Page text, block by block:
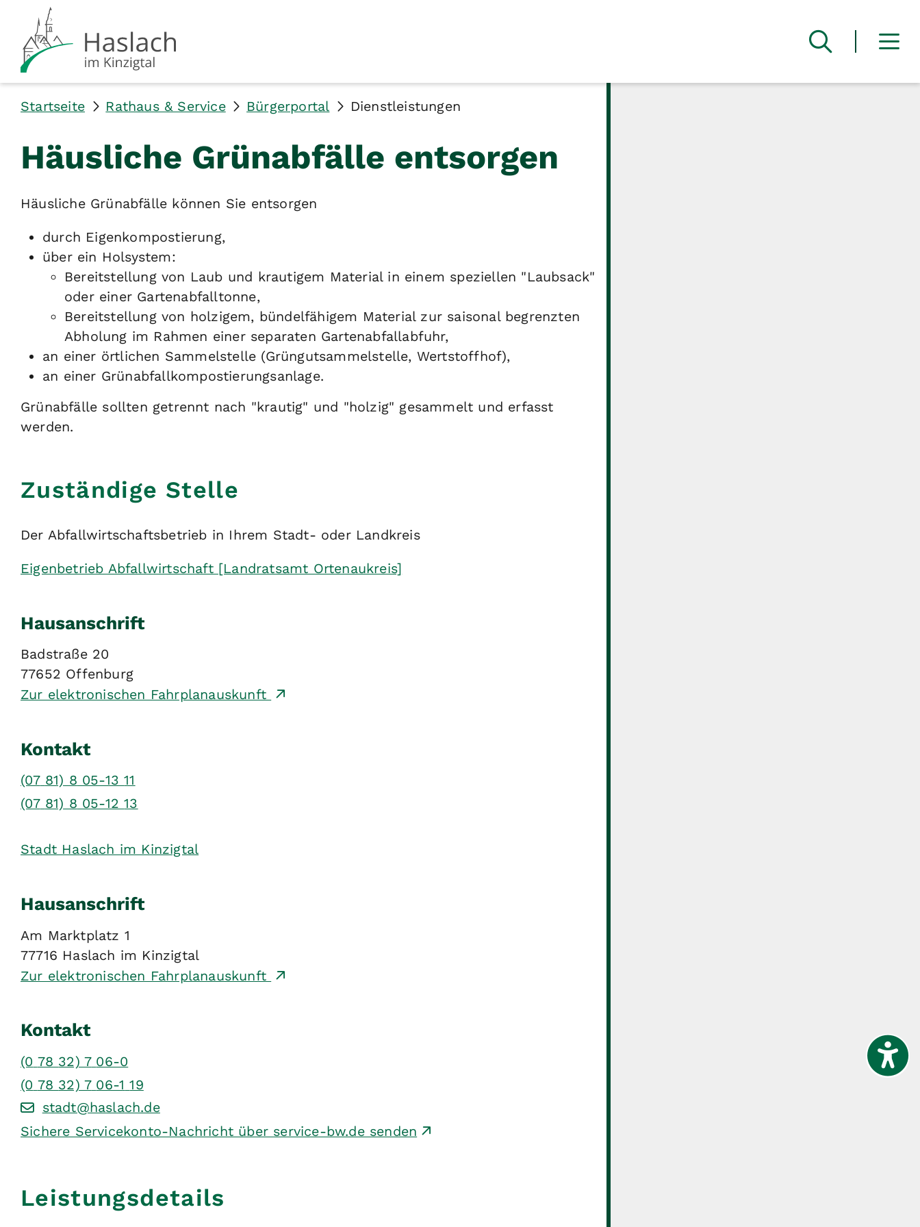
Startseite Rathaus & Service Bürgerportal Dienstleistungen
Häusliche Grünabfälle entsorgen
Häusliche Grünabfälle können Sie entsorgen
durch Eigenkompostierung,
über ein Holsystem:
Bereitstellung von Laub und krautigem Material in einem speziellen "Laubsack"
oder einer Gartenabfalltonne,
Bereitstellung von holzigem, bündelfähigem Material zur saisonal begrenzten
Abholung im Rahmen einer separaten Gartenabfallabfuhr,
an einer örtlichen Sammelstelle (Grüngutsammelstelle, Wertstoffhof),
an einer Grünabfallkompostierungsanlage.
Grünabfälle sollten getrennt nach "krautig" und "holzig" gesammelt und erfasst
werden.
Zuständige Stelle
Der Abfallwirtschaftsbetrieb in Ihrem Stadt- oder Landkreis
Eigenbetrieb Abfallwirtschaft [Landratsamt Ortenaukreis]
Hausanschrift
Badstraße 20
77652 Offenburg
Zur elektronischen Fahrplanauskunft
Kontakt
(07 81) 8 05-13 11
(07 81) 8 05-12 13
Stadt Haslach im Kinzigtal
Hausanschrift
Am Marktplatz 1
77716 Haslach im Kinzigtal
Zur elektronischen Fahrplanauskunft
Kontakt
(0 78 32) 7 06-0
(0 78 32) 7 06-1 19
stadt@haslach.de
Sichere Servicekonto-Nachricht über service-bw.de senden
Leistungsdetails